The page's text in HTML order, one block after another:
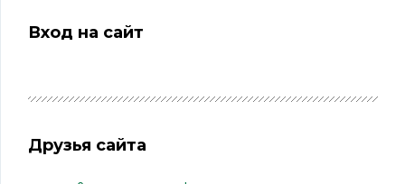
Вход на сайт
Друзья сайта